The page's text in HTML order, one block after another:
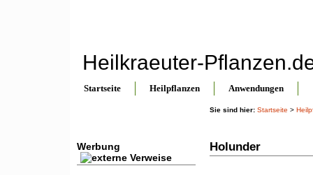
Heilkraeuter-
Startseite Heilpflanzen Anwendungen
Sie sind hier: Startseite >
Holunder
Werbung